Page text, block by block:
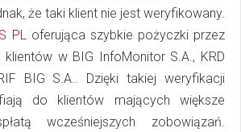
że taki klient nie jest weryfikowany.
PLoferująca szybkie pożyczki przez
klientów w BIG InfoMonitor S.A., KRD
BIG S.A.. Dzięki takiej weryfikacji
do klientów mających większe
wcześniejszych zobowiązań.